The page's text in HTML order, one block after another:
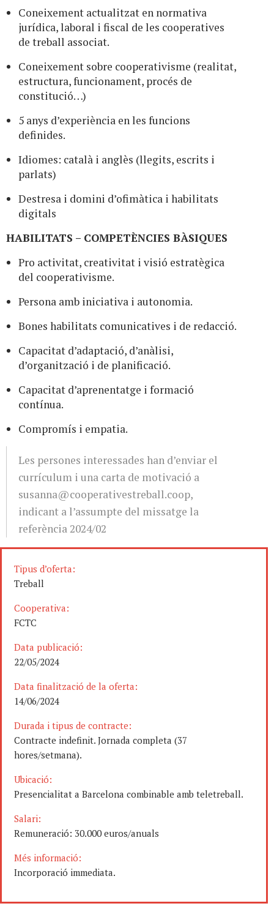
Coneixement actualitzat en normativa
jurídica, laboral i fiscal de les cooperatives
de treball associat.
Coneixement sobre cooperativisme (realitat,
estructura, funcionament, procés de
constitució…)
5 anys d’experiència en les funcions
definides.
Idiomes: català i anglès (llegits, escrits i
parlats)
Destresa i domini d’ofimàtica i habilitats
digitals
HABILITATS – COMPETÈNCIES BÀSIQUES
Pro activitat, creativitat i visió estratègica
del cooperativisme.
Persona amb iniciativa i autonomia.
Bones habilitats comunicatives i de redacció.
Capacitat d’adaptació, d’anàlisi,
d’organització i de planificació.
Capacitat d’aprenentatge i formació
contínua.
Compromís i empatia.
Les persones interessades han d’enviar el
currículum i una carta de motivació a
susanna@cooperativestreball.coop,
indicant a l’assumpte del missatge la
referència 2024/02
Tipus d’oferta:
Treball
Cooperativa:
FCTC
Data publicació:
22/05/2024
Data finalització de la oferta:
14/06/2024
Durada i tipus de contracte:
Contracte indefinit. Jornada completa (37
hores/setmana).
Ubicació:
Presencialitat a Barcelona combinable amb teletreball.
Salari:
Remuneració: 30.000 euros/anuals
Més informació:
Incorporació immediata.